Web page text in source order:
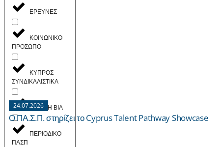
ΕΡΕΥΝΕΣ
ΚΟΙΝΩΝΙΚΟ
ΠΡΟΣΩΠΟ
ΚΥΠΡΟΣ
ΣΥΝΔΙΚΑΛΙΣΤΙΚΑ
ΟΧΙ ΣΤΗ ΒΙΑ
ΠΕΡΙΟΔΙΚΟ
ΠΑΣΠ
24.07.2026
Ο ΠΑ.Σ.Π. στηρίζει το Cyprus Talent Pathway Showcase